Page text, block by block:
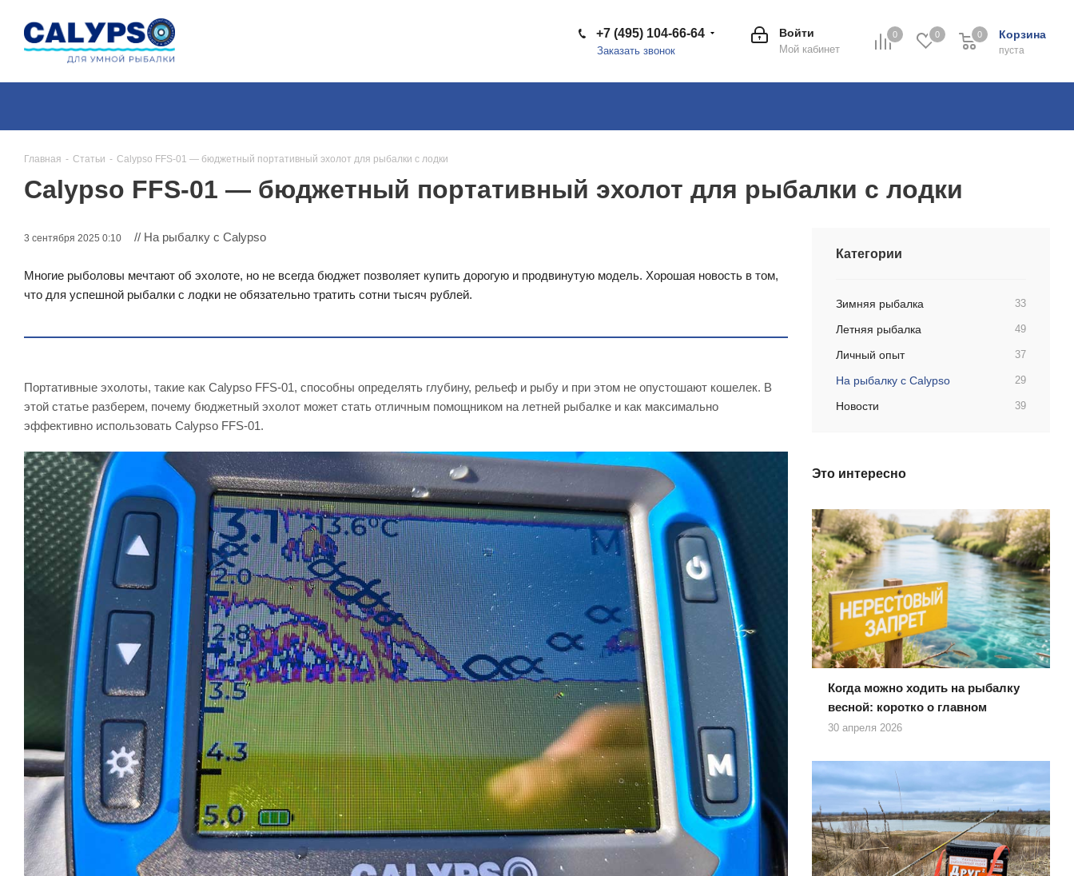
0 0 Корзина
0
пуста
0
Войти
Мой кабинет
+7 (495) 104-66-64
Заказать звонок
Главная - Статьи - Calypso FFS-01 — бюджетный портативный эхолот для рыбалки с лодки
Calypso FFS-01 — бюджетный портативный эхолот для рыбалки с лодки
3 сентября 2025 0:10 // На рыбалку с Calypso
Многие рыболовы мечтают об эхолоте, но не всегда бюджет позволяет купить дорогую и продвинутую модель. Хорошая новость в том,
что для успешной рыбалки с лодки не обязательно тратить сотни тысяч рублей.
Портативные эхолоты, такие как Calypso FFS-01, способны определять глубину, рельеф и рыбу и при этом не опустошают кошелек. В
этой статье разберем, почему бюджетный эхолот может стать отличным помощником на летней рыбалке и как максимально
эффективно использовать Calypso FFS-01.
Категории
Зимняя рыбалка 33
Летняя рыбалка 49
Личный опыт 37
На рыбалку с Calypso 29
Новости 39
Это интересно
Когда можно ходить на рыбалку
весной: коротко о главном
30 апреля 2026